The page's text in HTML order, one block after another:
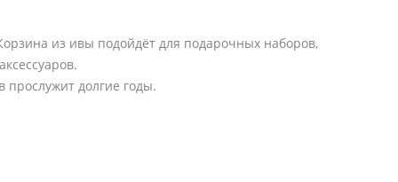
из ивы подойдёт для подарочных наборов,
прослужит долгие годы.